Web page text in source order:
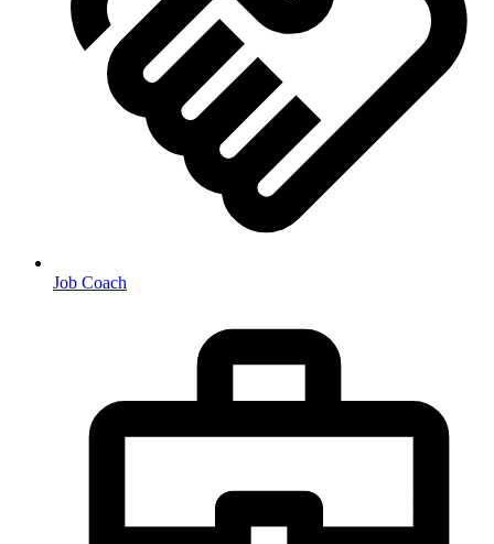
Job Coach